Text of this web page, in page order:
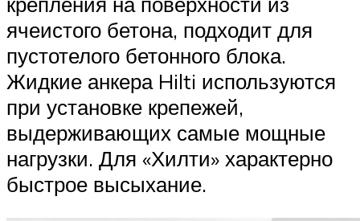
ячеистого бетона, подходит для
пустотелого бетонного блока.
Жидкие анкера Hilti используются
при установке крепежей,
выдерживающих самые мощные
нагрузки. Для «Хилти» характерно
быстрое высыхание.